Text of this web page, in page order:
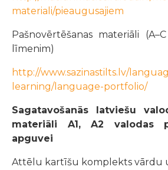
materiali/pieaugusajiem
Pašnovērtēšanas materiāli
līmenim)
http://www.sazinastilts.lv/
learning/language-portfolio/
Sagatavošanās latviešu
materiāli A1, A2 valodas
apguvei
Attēlu kartīšu komplekts vārdu